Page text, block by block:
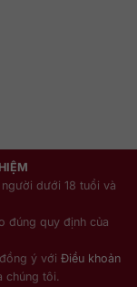
dưới 18 tuổi và
đúng quy định của
đồng ý với Điều khoản
chúng tôi.